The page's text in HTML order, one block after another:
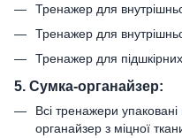
Тренажер для
Тренажер для
Тренажер для підшкірних
5. Сумка-органайзер:
Всі тренажери
органайзер з міцної